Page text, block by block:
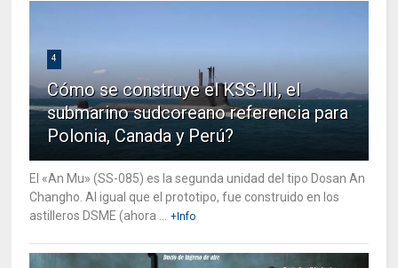
4
Cómo se construye el KSS-III, el
submarino sudcoreano referencia para
Polonia, Canada y Perú?
El «An Mu» (SS-085) es la segunda unidad del tipo Dosan An
Changho. Al igual que el prototipo, fue construido en los
astilleros DSME (ahora ... +Info